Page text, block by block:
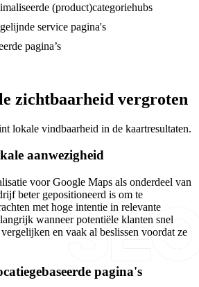
(product)categoriehubs
service pagina's
pagina’s
zichtbaarheid vergroten
lokale vindbaarheid in de kaartresultaten.
aanwezigheid
voor Google Maps als onderdeel van
beter gepositioneerd is om te
met hoge intentie in relevante
wanneer potentiële klanten snel
en vaak al beslissen voordat ze
pagina's